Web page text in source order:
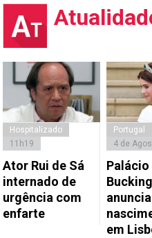
Hospitalizado
11h19
Ator Rui de Sá
internado de
urgência com
enfarte
Portugal
4 de
Palácio
anuncia
em